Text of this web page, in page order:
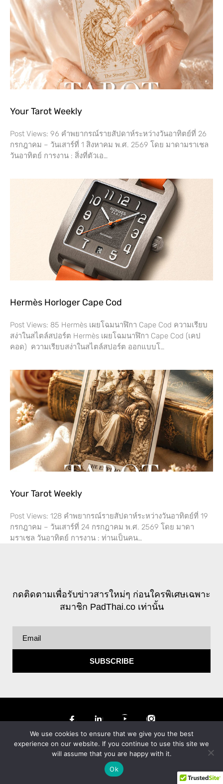
Your Tarot Weekly
Post Views: 96 คำพยากรณ์รายสัปดาห์ระหว่างวันอาทิตย์ที่ 26
กรกฎาคม – วันเสาร์ที่​ 1 สิงหาคม พ.ศ. 2569 โดย​ มาดามราเชล
วันอาทิตย์ การงาน​ : สิ่งที่ตัวเอ…
Hermès Horloger Cape Cod
Post Views: 85 Hermès เผยโฉมนาฬิกา Cape Cod ความเรียบ
สง่าในสไตล์สปอร์ต Hermès เผยโฉมนาฬิกา Cape Cod (เคป
คอด) ความเรียบสง่าในสไตล์สปอร์ต ออกแบบโ…
Your Tarot Weekly
Post Views: 128 คำพยากรณ์รายสัปดาห์ระหว่างวันอาทิตย์ที่ 19
กรกฎาคม – วันเสาร์ที่​ 24 กรกฎาคม พ.ศ. 2569 โดย​ มาดา
มราเชล วันอาทิตย์ การงาน​ : ท่านเป็นคน…
กดติดตามเพื่อรับข่าวสารใหม่ๆ ก่อนใครพิเศษเฉพาะ
สมาชิก PadThai.co เท่านั้น
SUBSCRIBE
Copyright 2026 © All rights Reserved. Design by
PADTHAI.CO
We use cookies to ensure that we give you the best
experience on our website. If you continue to use this site we
will assume that you are happy with it.
Ok